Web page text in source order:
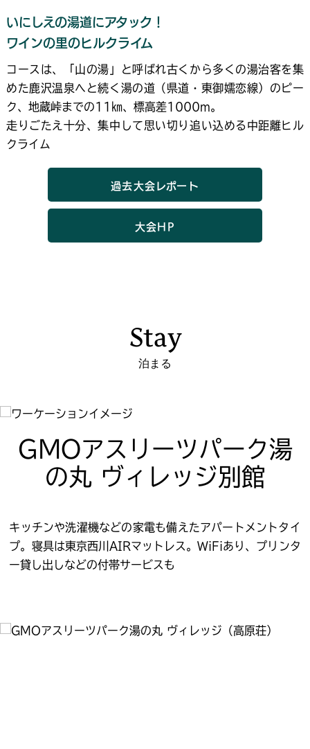
いにしえの湯道にアタック！
ワインの里のヒルクライム
コースは、「山の湯」と呼ばれ古くから多くの湯治客を集
めた鹿沢温泉へと続く湯の道（県道・東御嬬恋線）のピー
ク、地蔵峠までの11㎞、標高差1000m。
走りごたえ十分、集中して思い切り追い込める中距離ヒル
クライム
過去大会レポート
大会HP
Stay
泊まる
GMOアスリーツパーク湯
の丸 ヴィレッジ別館
キッチンや洗濯機などの家電も備えたアパートメントタイ
プ。寝具は東京西川AIRマットレス。WiFiあり、プリンタ
ー貸し出しなどの付帯サービスも